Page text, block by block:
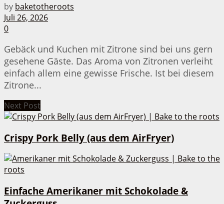
by baketotheroots
Juli 26, 2026
0
Gebäck und Kuchen mit Zitrone sind bei uns gern
gesehene Gäste. Das Aroma von Zitronen verleiht
einfach allem eine gewisse Frische. Ist bei diesem
Zitrone...
Next Post
Crispy Pork Belly (aus dem AirFryer)
Einfache Amerikaner mit Schokolade &